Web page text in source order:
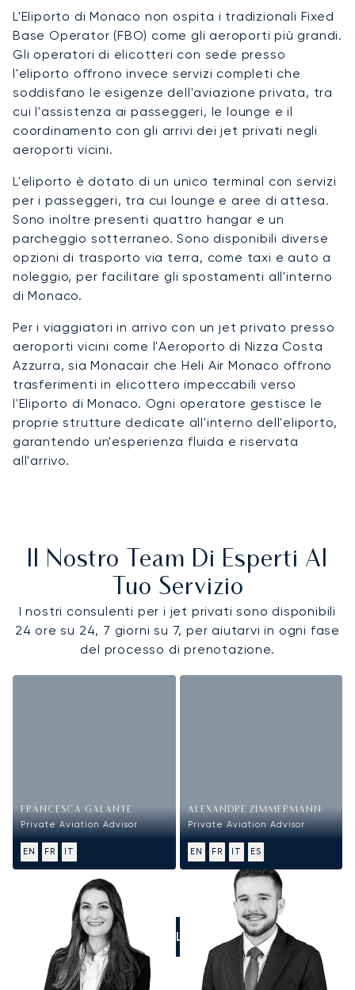
L'Eliporto di Monaco non ospita i tradizionali Fixed
Base Operator (FBO) come gli aeroporti più grandi.
Gli operatori di elicotteri con sede presso
l'eliporto offrono invece servizi completi che
soddisfano le esigenze dell'aviazione privata, tra
cui l'assistenza ai passeggeri, le lounge e il
coordinamento con gli arrivi dei jet privati negli
aeroporti vicini.
L'eliporto è dotato di un unico terminal con servizi
per i passeggeri, tra cui lounge e aree di attesa.
Sono inoltre presenti quattro hangar e un
parcheggio sotterraneo. Sono disponibili diverse
opzioni di trasporto via terra, come taxi e auto a
noleggio, per facilitare gli spostamenti all'interno
di Monaco.
Per i viaggiatori in arrivo con un jet privato presso
aeroporti vicini come l'Aeroporto di Nizza Costa
Azzurra, sia Monacair che Heli Air Monaco offrono
trasferimenti in elicottero impeccabili verso
l'Eliporto di Monaco. Ogni operatore gestisce le
proprie strutture dedicate all'interno dell'eliporto,
garantendo un'esperienza fluida e riservata
all'arrivo.
Il Nostro Team Di Esperti Al
Tuo Servizio
I nostri consulenti per i jet privati sono disponibili
24 ore su 24, 7 giorni su 7, per aiutarvi in ogni fase
del processo di prenotazione.
FRANCESCA GALANTE
Private Aviation Advisor
EN FR IT
ALEXANDRE ZIMMERMANN
Private Aviation Advisor
EN FR IT ES
CALL US